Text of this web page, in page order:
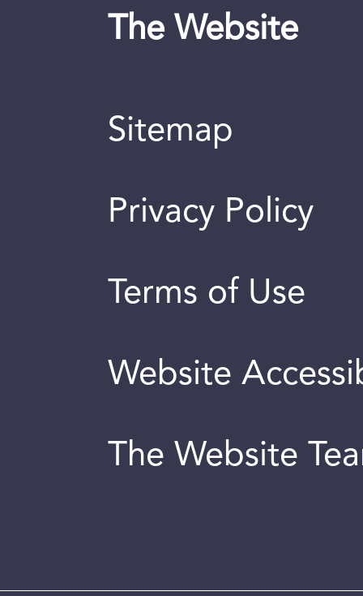
The Website
Sitemap
Privacy Policy
Terms of Use
Website
The Website